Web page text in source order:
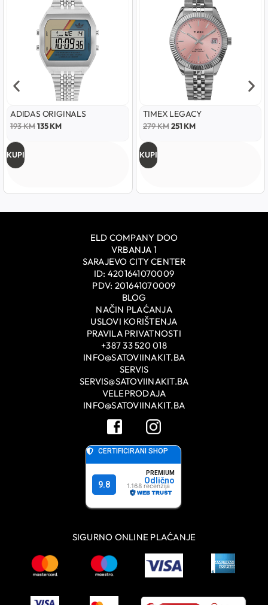
ADIDAS ORIGINALS
193KM135KM
KUPI
TIMEX LEGACY
279KM 251KM
KUPI
ELD COMPANY DOO
VRBANJA 1
SARAJEVO CITY CENTER
ID: 4201641070009
PDV: 201641070009
BLOG
NAČIN PLAĆANJA
USLOVI KORIŠTENJA
PRAVILA PRIVATNOSTI
+387 33 520 018
INFO@SATOVIINAKIT.BA
SERVIS
SERVIS@SATOVIINAKIT.BA
VELEPRODAJA
INFO@SATOVIINAKIT.BA
SIGURNO ONLINE PLAĆANJE